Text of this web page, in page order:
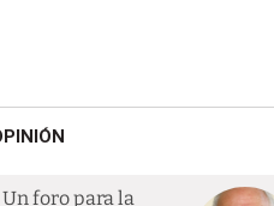
Un foro para la